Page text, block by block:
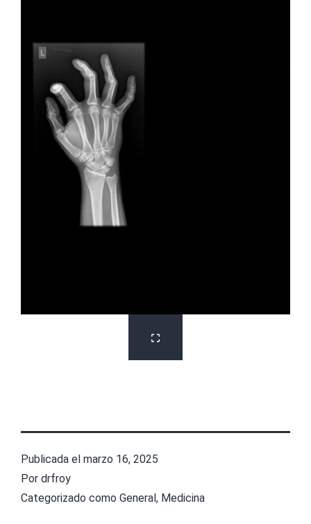
Publicada el marzo 16, 2025
Por drfroy
Categorizado como General, Medicina